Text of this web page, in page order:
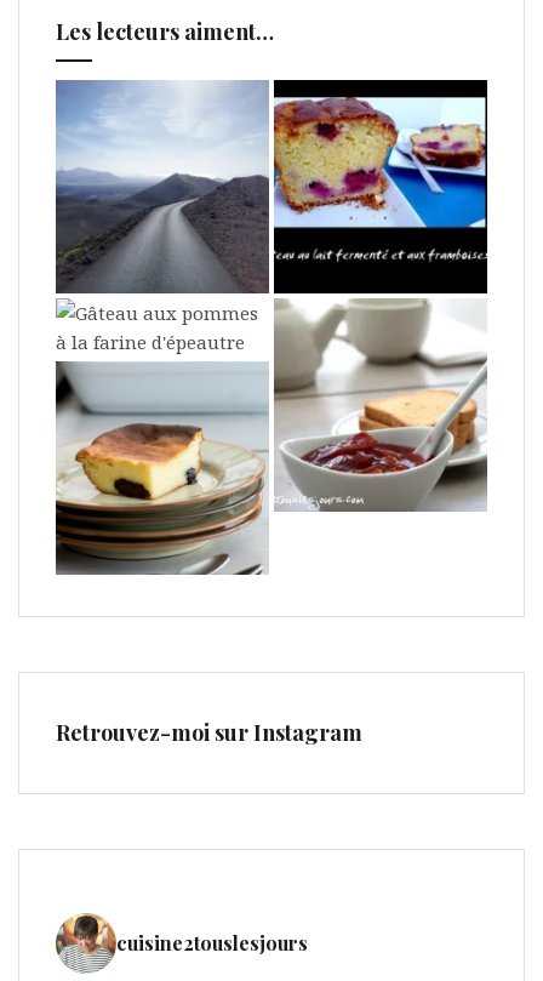
Les lecteurs aiment…
Retrouvez-moi sur Instagram
cuisine2touslesjours